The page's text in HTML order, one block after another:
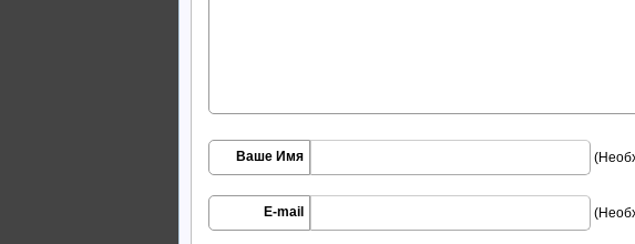
Ваше Имя
E-mail